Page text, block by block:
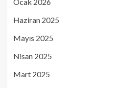
Haziran 2025
Mayıs 2025
Nisan 2025
Mart 2025